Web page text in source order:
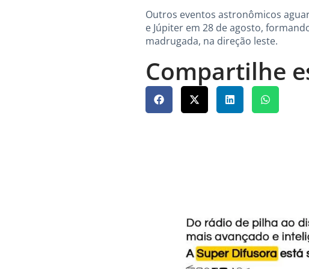
Outros eventos astronômicos
e Júpiter em 28 de agosto,
madrugada, na direção leste.
Compartilhe